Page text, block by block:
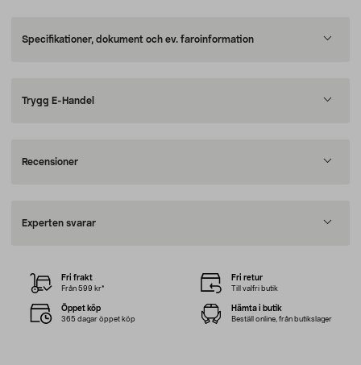
Specifikationer, dokument och ev. faroinformation
Trygg E-Handel
Recensioner
Experten svarar
Fri frakt
Från 599 kr*
Fri retur
Till valfri butik
Öppet köp
365 dagar öppet köp
Hämta i butik
Beställ online, från butikslager